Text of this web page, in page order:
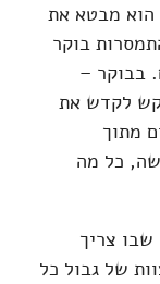
הוא מבטא את
בוקר
בבוקר –
לקדש את
מתוך
כל מה
צריך
של גבול כל